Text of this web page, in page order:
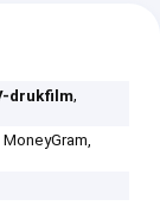
drukfilm,